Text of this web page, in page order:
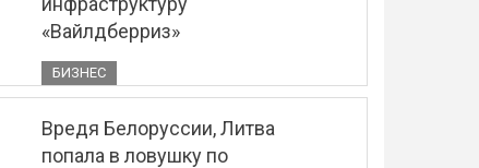
«Вайлдберриз»
БИЗНЕС
Вредя Белоруссии, Литва
попала в ловушку по